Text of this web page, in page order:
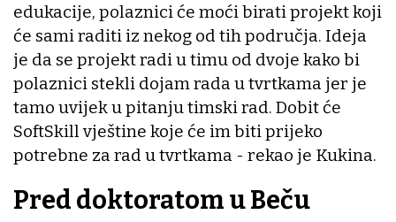
edukacije, polaznici će moći birati projekt koji
će sami raditi iz nekog od tih područja. Ideja
je da se projekt radi u timu od dvoje kako bi
polaznici stekli dojam rada u tvrtkama jer je
tamo uvijek u pitanju timski rad. Dobit će
SoftSkill vještine koje će im biti prijeko
potrebne za rad u tvrtkama - rekao je Kukina.
Pred doktoratom u Beču